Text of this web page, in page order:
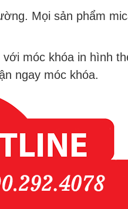
Mọi sản phẩm
móc khóa in hình
ngay móc khóa.